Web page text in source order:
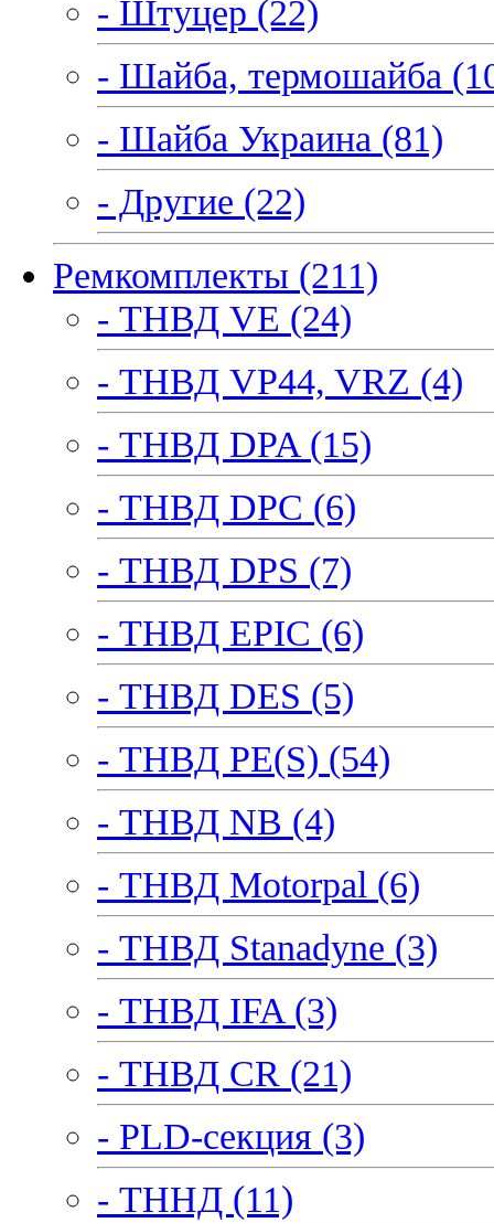
- Штуцер (22)
- Шайба, термошайба
- Шайба Украина (81)
- Другие (22)
Ремкомплекты (211)
- ТНВД VE (24)
- ТНВД VP44, VRZ (4)
- ТНВД DPA (15)
- ТНВД DPC (6)
- ТНВД DPS (7)
- ТНВД EPIC (6)
- ТНВД DES (5)
- ТНВД PE(S) (54)
- ТНВД NB (4)
- ТНВД Motorpal (6)
- ТНВД Stanadyne (3)
- ТНВД IFA (3)
- ТНВД CR (21)
- PLD-секция (3)
- ТННД (11)